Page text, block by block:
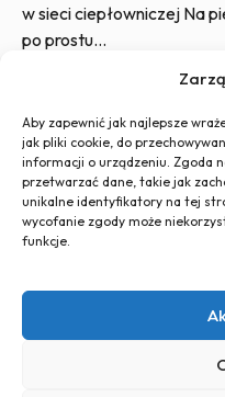
Aby zapewnić jak najlepsze
jak pliki cookie, do
informacji o urządzeniu. Zgoda
przetwarzać dane, takie jak
unikalne identyfikatory na tej
wycofanie zgody może
funkcje.
w sieci ciepłowniczej Na
po prostu…
ul. Legnicka